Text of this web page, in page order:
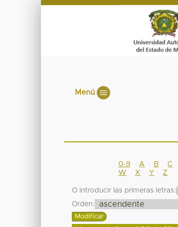
Menú
0-9 A B C
W
X Y Z
O introducir las primeras letras:
Orden: